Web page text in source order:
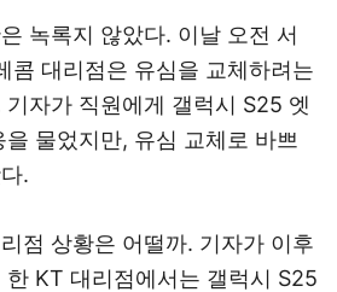
녹록지 않았다. 이날 오전 서
콤 대리점은 유심을 교체하려는
자가 직원에게 갤럭시 S25 엣
물었지만, 유심 교체로 바쁘
.
점 상황은 어떨까. 기자가 이후
KT 대리점에서는 갤럭시 S25